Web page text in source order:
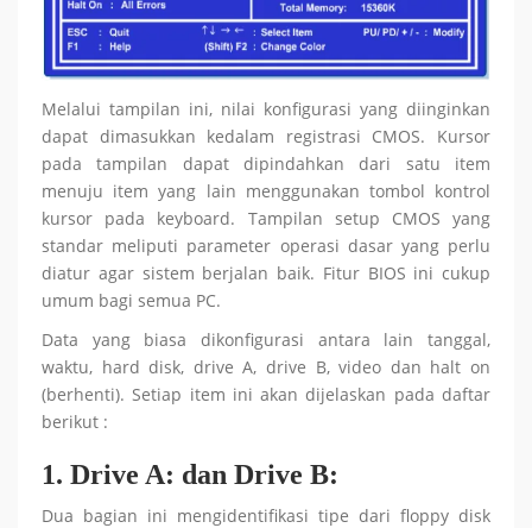
Melalui tampilan ini, nilai konfigurasi yang diinginkan
dapat dimasukkan kedalam registrasi CMOS. Kursor
pada tampilan dapat dipindahkan dari satu item
menuju item yang lain menggunakan tombol kontrol
kursor pada keyboard. Tampilan setup CMOS yang
standar meliputi parameter operasi dasar yang perlu
diatur agar sistem berjalan baik. Fitur BIOS ini cukup
umum bagi semua PC.
Data yang biasa dikonfigurasi antara lain tanggal,
waktu, hard disk, drive A, drive B, video dan halt on
(berhenti). Setiap item ini akan dijelaskan pada daftar
berikut :
1. Drive A: dan Drive B:
Dua bagian ini mengidentifikasi tipe dari floppy disk